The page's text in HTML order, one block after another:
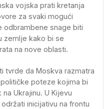
vojska prati kretanja
za svaki mogući
odbrambene snage biti
zemlje kako bi se
na nove oblasti.
tvrde da Moskva razmatra
poteze kojima bi
Ukrajinu. U Kijevu
inicijativu na frontu